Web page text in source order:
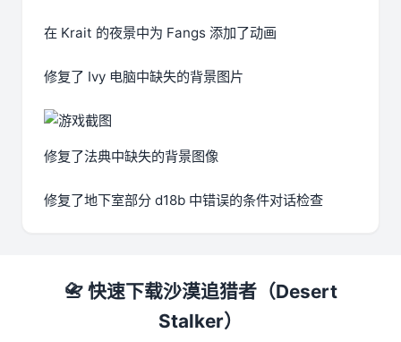
在 Krait 的夜景中为 Fangs 添加了动画
修复了 Ivy 电脑中缺失的背景图片
修复了法典中缺失的背景图像
修复了地下室部分 d18b 中错误的条件对话检查
📇 快速下载沙漠追猎者（Desert
Stalker）